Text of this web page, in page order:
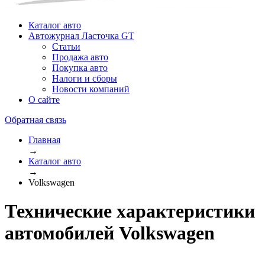
Каталог авто
Автожурнал Ласточка GT
Статьи
Продажа авто
Покупка авто
Налоги и сборы
Новости компаний
О сайте
Обратная связь
Главная
→
Каталог авто
→
Volkswagen
Технические характеристики
автомобилей Volkswagen